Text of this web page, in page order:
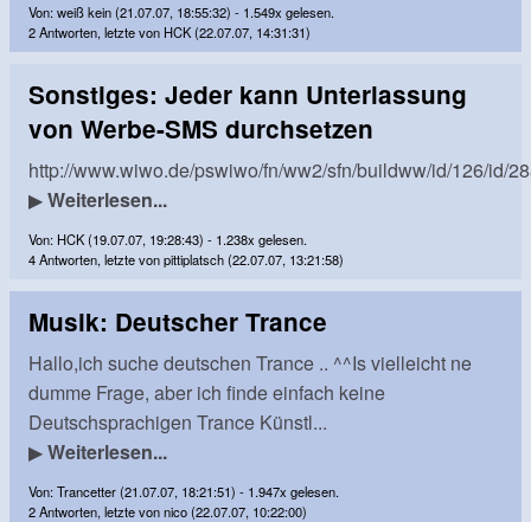
Von: weiß kein (21.07.07, 18:55:32) - 1.549x gelesen.
2 Antworten, letzte von HCK (22.07.07, 14:31:31)
Sonstiges: Jeder kann Unterlassung
von Werbe-SMS durchsetzen
http://www.wiwo.de/pswiwo/fn/ww2/sfn/buildww/id/126/id/
▶Weiterlesen...
Von: HCK (19.07.07, 19:28:43) - 1.238x gelesen.
4 Antworten, letzte von pittiplatsch (22.07.07, 13:21:58)
Musik: Deutscher Trance
Hallo,ich suche deutschen Trance .. ^^Is vielleicht ne
dumme Frage, aber ich finde einfach keine
Deutschsprachigen Trance Künstl...
▶Weiterlesen...
Von: Trancetter (21.07.07, 18:21:51) - 1.947x gelesen.
2 Antworten, letzte von nico (22.07.07, 10:22:00)